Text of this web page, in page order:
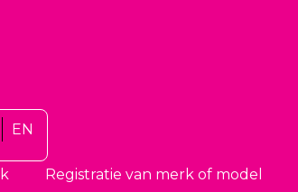
EN
Registratie van merk of model